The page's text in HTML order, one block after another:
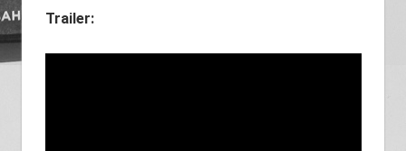
Trailer: